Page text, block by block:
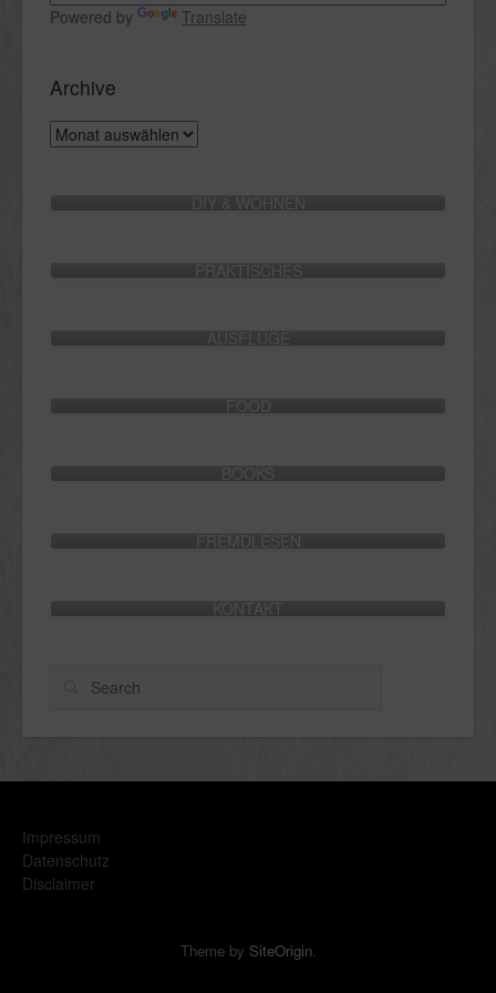
Powered by Translate
Archive
Archive
DIY & WOHNEN
PRAKTISCHES
AUSFLÜGE
FOOD
BOOKS
FREMDLESEN
KONTAKT
Search
Impressum
Datenschutz
Disclaimer
Theme by SiteOrigin.